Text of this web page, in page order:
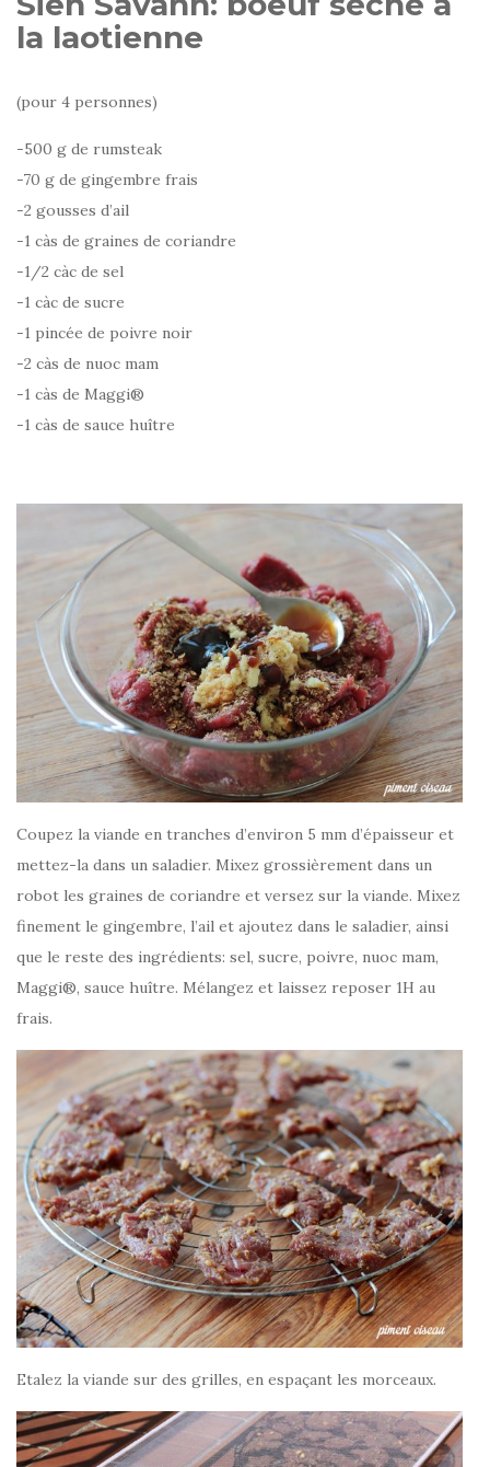
la laotienne
(pour 4 personnes)
-500 g de rumsteak
-70 g de gingembre frais
-2 gousses d’ail
-1 càs de graines de coriandre
-1/2 càc de sel
-1 càc de sucre
-1 pincée de poivre noir
-2 càs de nuoc mam
-1 càs de Maggi®
-1 càs de sauce huître
Coupez la viande en tranches d’environ 5 mm d’épaisseur et
mettez-la dans un saladier. Mixez grossièrement dans un
robot les graines de coriandre et versez sur la viande. Mixez
finement le gingembre, l’ail et ajoutez dans le saladier, ainsi
que le reste des ingrédients: sel, sucre, poivre, nuoc mam,
Maggi®, sauce huître. Mélangez et laissez reposer 1H au
frais.
Etalez la viande sur des grilles, en espaçant les morceaux.